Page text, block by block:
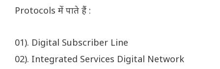
Protocols में पाते हैं :
01). Digital Subscriber Line
02). Integrated Services Digital Network